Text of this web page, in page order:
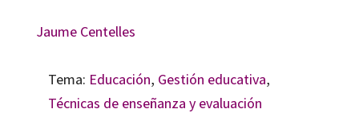
Jaume Centelles
Tema: Educación, Gestión educativa,
Técnicas de enseñanza y evaluación